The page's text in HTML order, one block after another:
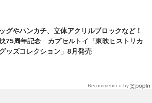
グやハンカチ、立体アクリルブロックなど！
75周年記念 カプセルトイ「東映ヒストリカ
ッズコレクション」8月発売
Recommended by